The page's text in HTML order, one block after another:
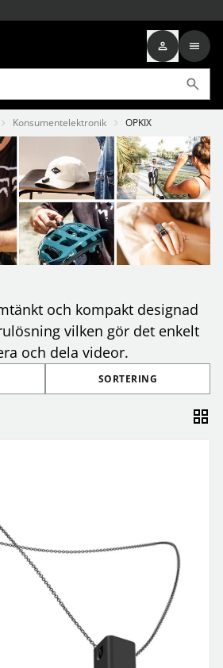
Konsumentelektronik OPKIX
och kompakt designad
vilken gör det enkelt
och dela videor.
SORTERING